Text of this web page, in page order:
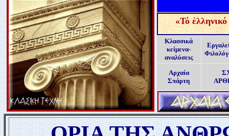
«Τό
Κλασσικά
κείμενα-
αναλύσεις
Αρχαία
Σπάρτη